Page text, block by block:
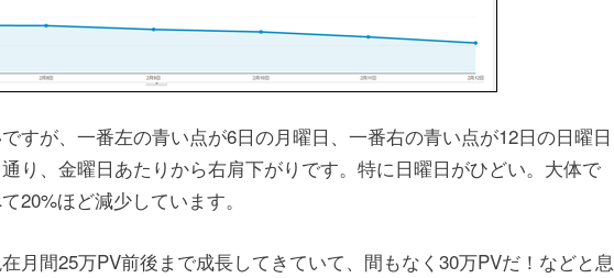
すが、一番左の青い点が6日の月曜日、一番右の青い点が12日の日曜日
り、金曜日あたりから右肩下がりです。特に日曜日がひどい。大体で
20%ほど減少しています。
月間25万PV前後まで成長してきていて、間もなく30万PVだ！などと息